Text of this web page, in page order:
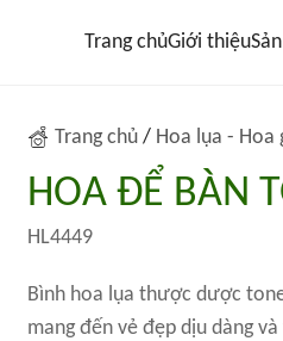
Trang chủGiới thiệu
Trang chủ / Hoa lụa - Hoa
HOA ĐỂ BÀN
HL4449
Bình hoa lụa thược dược
mang đến vẻ đẹp dịu dàng